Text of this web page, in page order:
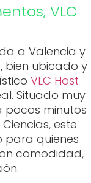
, VLC
a Valencia y
bien ubicado y
VLC Host
Situado muy
pocos minutos
este
quienes
comodidad,